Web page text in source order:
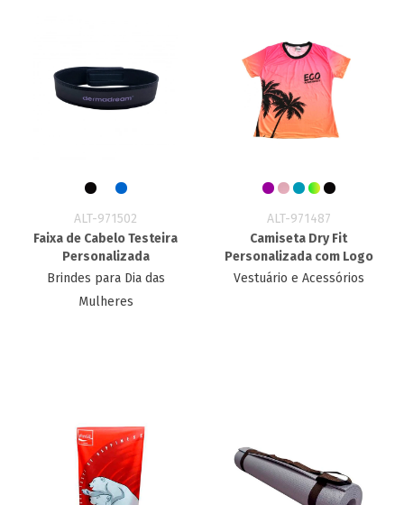
ALT-971502
Faixa de Cabelo Testeira
Personalizada
Brindes para Dia das
Mulheres
ALT-971487
Camiseta Dry Fit
Personalizada com Logo
Vestuário e Acessórios